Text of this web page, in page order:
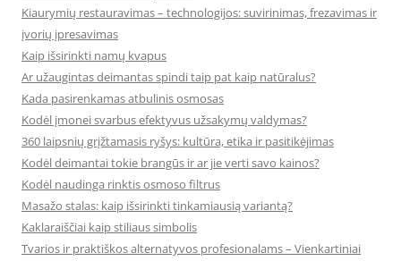
Kiaurymių restauravimas – technologijos: suvirinimas, frezavimas ir
įvorių įpresavimas
Kaip išsirinkti namų kvapus
Ar užaugintas deimantas spindi taip pat kaip natūralus?
Kada pasirenkamas atbulinis osmosas
Kodėl įmonei svarbus efektyvus užsakymų valdymas?
360 laipsnių grįžtamasis ryšys: kultūra, etika ir pasitikėjimas
Kodėl deimantai tokie brangūs ir ar jie verti savo kainos?
Kodėl naudinga rinktis osmoso filtrus
Masažo stalas: kaip išsirinkti tinkamiausią variantą?
Kaklaraiščiai kaip stiliaus simbolis
Tvarios ir praktiškos alternatyvos profesionalams – Vienkartiniai